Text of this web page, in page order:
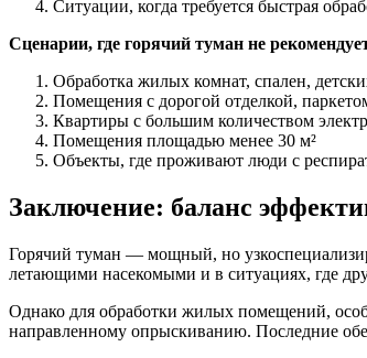
Ситуации, когда требуется быстрая
Сценарии, где горячий туман не
Обработка жилых комнат, спален,
Помещения с дорогой отделкой,
Квартиры с большим количеством
Помещения площадью менее 30 м²
Объекты, где проживают люди с
Заключение: баланс
Горячий туман — мощный, но
летающими насекомыми и в ситуациях, где
Однако для обработки жилых помещений,
направленному опрыскиванию. Последние